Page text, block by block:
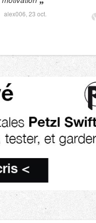
alex006, 23 oct.